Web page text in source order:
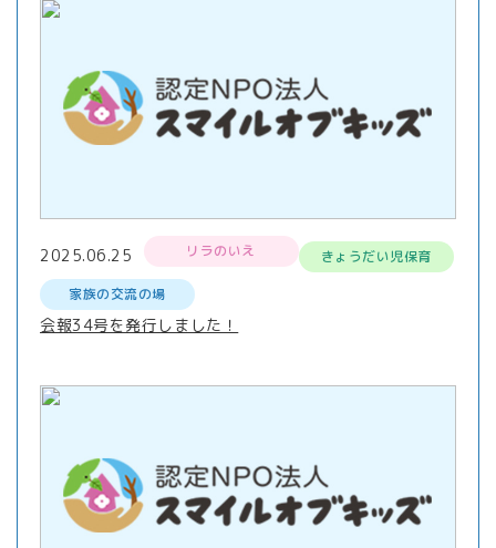
2025.06.25 リラのいえ
きょうだい児保育
家族の交流の場
会報34号を発行しました！